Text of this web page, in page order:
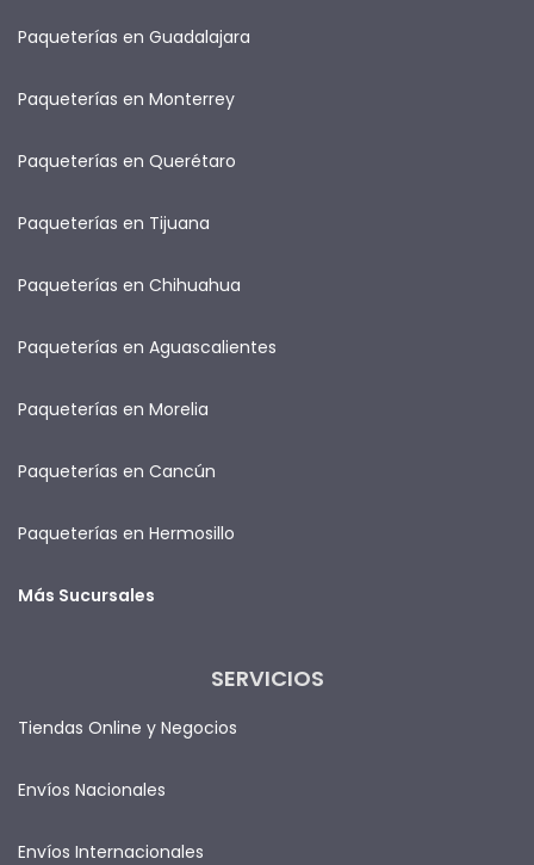
Paqueterías en Guadalajara
Paqueterías en Monterrey
Paqueterías en Querétaro
Paqueterías en Tijuana
Paqueterías en Chihuahua
Paqueterías en Aguascalientes
Paqueterías en Morelia
Paqueterías en Cancún
Paqueterías en Hermosillo
Más Sucursales
SERVICIOS
Tiendas Online y Negocios
Envíos Nacionales
Envíos Internacionales